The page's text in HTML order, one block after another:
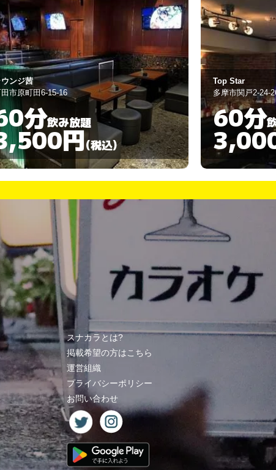
Star
市関戸2-24-26
分飲み放題
円(税込)
ラウンジ 彩都
多摩市落合1-5-1
60分
スナカラとは?
掲載希望の方はこちら
運営組織
プライバシーポリシー
お問い合わせ